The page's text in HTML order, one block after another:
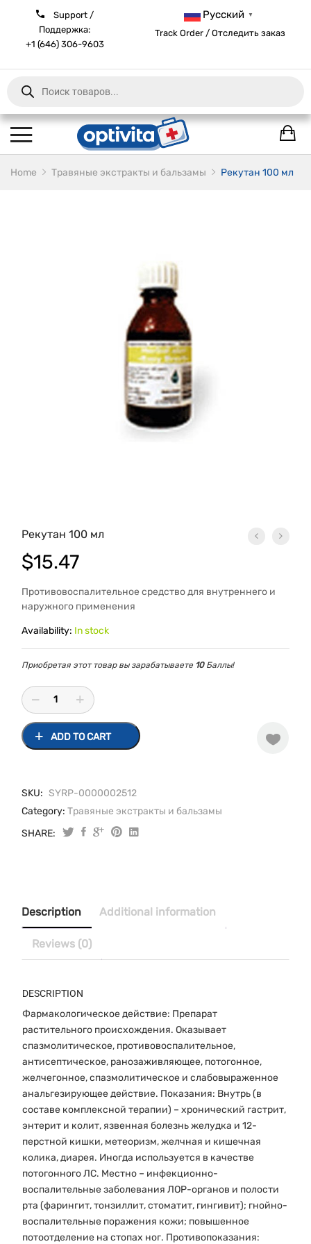
Support /
Поддержка:
+1 (646) 306-9603
Русский ▼
Track Order / Отследить заказ
Products
search
Home Травяные экстракты и бальзамы Рекутан 100 мл
Рекутан 100 мл
$15.47
Противовоспалительное средство для внутреннего и
наружного применения
Availability: In stock
Приобретая этот товар вы зарабатываете 10Баллы!
ADD TO CART
SKU: SYRP-0000002512
Category: Травяные экстракты и бальзамы
SHARE:
Description Additional information
Reviews (0)
DESCRIPTION
Фармакологическое действие: Препарат
растительного происхождения. Оказывает
спазмолитическое, противовоспалительное,
антисептическое, ранозаживляющее, потогонное,
желчегонное, спазмолитическое и слабовыраженное
анальгезирующее действие. Показания: Внутрь (в
составе комплексной терапии) – хронический гастрит,
энтерит и колит, язвенная болезнь желудка и 12-
перстной кишки, метеоризм, желчная и кишечная
колика, диарея. Иногда используется в качестве
потогонного ЛС. Местно – инфекционно-
воспалительные заболевания ЛОР-органов и полости
рта (фарингит, тонзиллит, стоматит, гингивит); гнойно-
воспалительные поражения кожи; повышенное
потоотделение на стопах ног. Противопоказания: